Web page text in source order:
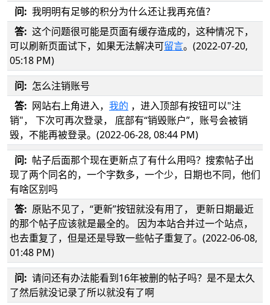
问: 我明明有足够的积分为什么还让我再充值？
答: 这个问题很可能是页面有缓存造成的，这种情况下，
可以刷新页面试下，如果无法解决可留言。(2022-07-20,
05:18 PM)
问: 怎么注销账号
答: 网站右上角进入， 我的 ，进入顶部有按钮可以"注
销"， 下次可再次登录， 底部有“销毁账户”，账号会被销
毁，不能再被登录。(2022-06-28, 08:44 PM)
问: 帖子后面那个现在更新点了有什么用吗？搜索帖子出
现了两个同名的，一个字数多，一个少，日期也不同，他们
有啥区别吗
答: 原贴不见了，“更新”按钮就没有用了， 更新日期最近
的那个帖子应该就是最全的。 因为本站合并过一个站点，
也去重复了，但是还是导致一些帖子重复了。(2022-06-08,
01:48 PM)
问: 请问还有办法能看到16年被删的帖子吗？是不是太久
了然后就没记录了所以就没有了啊